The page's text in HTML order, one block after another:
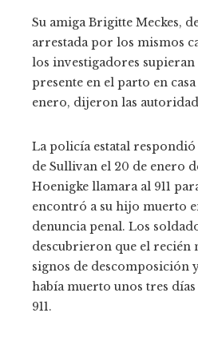
Su amiga Brigitte Meckes,
arrestada por los mismos
los investigadores supieran
presente en el parto en casa
enero, dijeron las
La policía estatal respondió
de Sullivan el 20 de enero
Hoenigke llamara al 911
encontró a su hijo muerto
denuncia penal. Los
descubrieron que el recién
signos de descomposición
había muerto unos tres
911.